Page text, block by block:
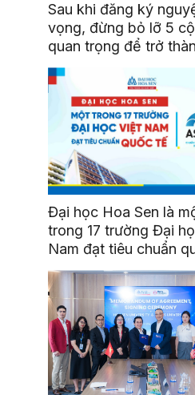
Sau khi đăng ký
vọng, đừng bỏ lỡ 5
quan trọng để trở
sinh viên HSU
Đại học Hoa Sen là
trong 17 trường Đại
Nam đạt tiêu chuẩn